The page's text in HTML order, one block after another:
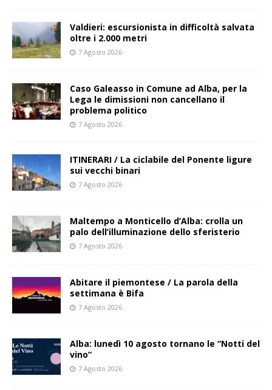
Valdieri: escursionista in difficoltà salvata
oltre i 2.000 metri
7 Agosto 2026
Caso Galeasso in Comune ad Alba, per la
Lega le dimissioni non cancellano il
problema politico
7 Agosto 2026
ITINERARI / La ciclabile del Ponente ligure
sui vecchi binari
7 Agosto 2026
Maltempo a Monticello d’Alba: crolla un
palo dell’illuminazione dello sferisterio
7 Agosto 2026
Abitare il piemontese / La parola della
settimana è Bifa
7 Agosto 2026
Alba: lunedì 10 agosto tornano le “Notti del
vino”
7 Agosto 2026